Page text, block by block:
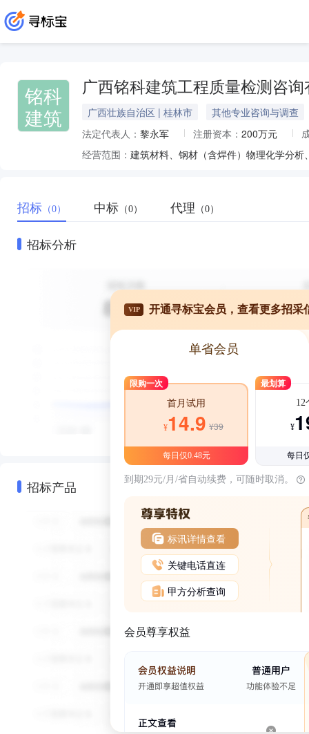
铭科
建筑
广西铭科建筑工程质量检测咨询
广西壮族自治区 | 桂林市
其他专业咨询与调查
法定代表人： 黎永军 注册资本： 200万元
经营范围：
招标 （0） 中标 （0） 代理 （0）
招标分析
招标产品
VIP 开通寻标宝会员，查看更多招采
单省会员
限购一次
首月试用
¥14.9 ¥39
每日仅0.48元
最划算
12
¥
每日
到期29元/月/省自动续费，可随时取消。
标讯详情查看
关键电话直连
甲方分析查询
会员尊享权益